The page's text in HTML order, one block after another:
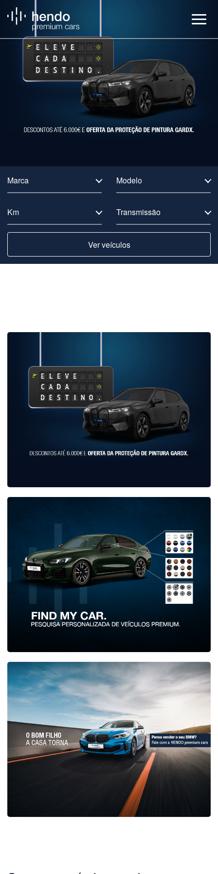
Veículos
BMW Service
Notícias
Ver veículos